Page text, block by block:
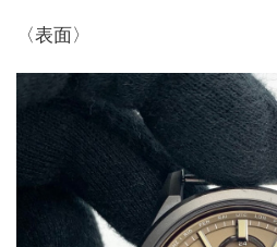
〈表面〉